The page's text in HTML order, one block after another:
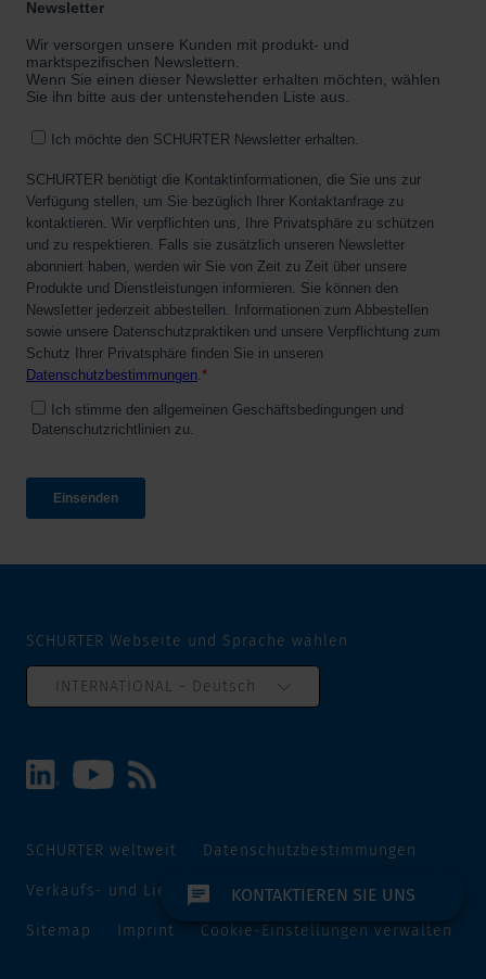
KONTAKTIEREN SIE UNS
SCHURTER Webseite und Sprache wählen
INTERNATIONAL - Deutsch
SCHURTER weltweit Datenschutzbestimmungen
Verkaufs- und Lieferbedingungen Track and Trace
Sitemap Imprint Cookie-Einstellungen verwalten